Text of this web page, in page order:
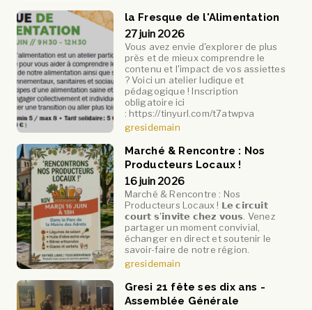
la Fresque de l'Alimentation
27 juin 2026
Vous avez envie d'explorer de plus
près et de mieux comprendre le
contenu et l'impact de vos assiettes
? Voici un atelier ludique et
pédagogique ! Inscription
obligatoire ici
: https://tinyurl.com/t7atwpva
gresidemain
Marché & Rencontre : Nos
Producteurs Locaux !
16 juin 2026
Marché & Rencontre : Nos
Producteurs Locaux ! 𝗟𝗲 𝗰𝗶𝗿𝗰𝘂𝗶𝘁
𝗰𝗼𝘂𝗿𝘁 𝘀'𝗶𝗻𝘃𝗶𝘁𝗲 𝗰𝗵𝗲𝘇 𝘃𝗼𝘂𝘀. Venez
partager un moment convivial,
échanger en direct et soutenir le
savoir-faire de notre région.
gresidemain
Gresi 21 fête ses dix ans -
Assemblée Générale